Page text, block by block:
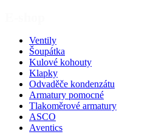
Ventily
Šoupátka
Kulové kohouty
Klapky
Odvaděče kondenzátu
Armatury pomocné
Tlakoměrové armatury
ASCO
Aventics